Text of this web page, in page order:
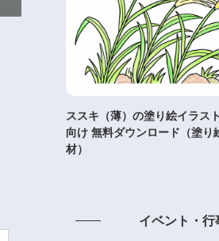
ススキ（薄）の塗り絵イラス
向け 無料ダウンロード（塗り
材）
イベント・行